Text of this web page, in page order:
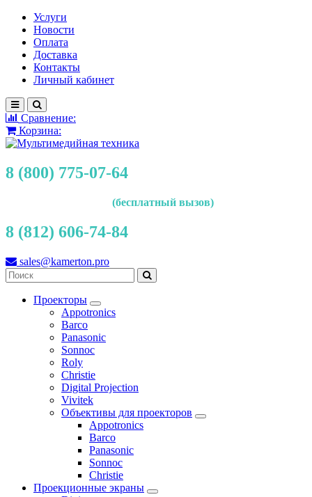
Услуги
Новости
Оплата
Доставка
Контакты
Личный кабинет
Сравнение:
Корзина:
8 (800) 775-07-64
(бесплатный вызов)
8 (812) 606-74-84
sales@kamerton.pro
Проекторы
Appotronics
Barco
Panasonic
Sonnoc
Roly
Christie
Digital Projection
Vivitek
Объективы для проекторов
Appotronics
Barco
Panasonic
Sonnoc
Сhristie
Проекционные экраны